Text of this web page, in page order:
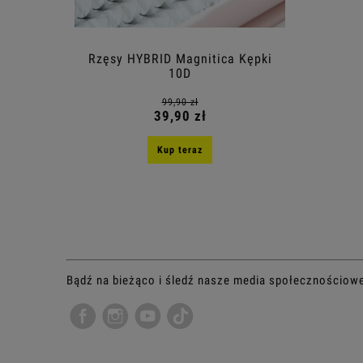
Rzęsy HYBRID Magnitica Kępki
10D
99,90 zł
39,90 zł
Kup teraz
Bądź na bieżąco i śledź nasze media